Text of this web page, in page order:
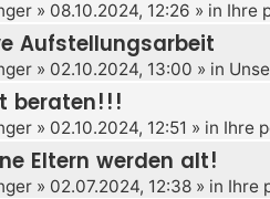
» 08.10.2024, 12:26 » in Ihre
Aufstellungsarbeit
» 02.10.2024, 13:00 » in
beraten!!!
» 02.10.2024, 12:51 » in Ihre
Eltern werden alt!
» 02.07.2024, 12:38 » in Ihre